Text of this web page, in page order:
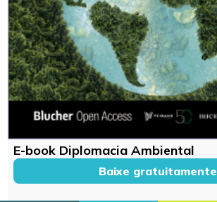
E-book Diplomacia Ambiental
Baixe gratuitamente